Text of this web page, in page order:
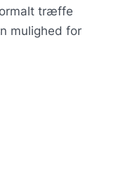
træffe
mulighed for